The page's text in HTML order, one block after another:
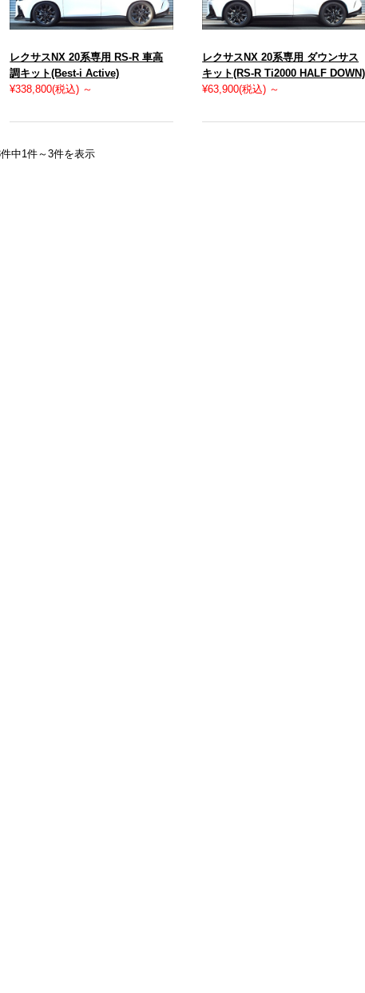
レクサスNX 20系専用 RS-R 車高
調キット(Best-i Active)
¥338,800(税込) ～
レクサスNX 20系専用 ダウンサス
キット(RS-R Ti2000 HALF DOWN)
¥63,900(税込) ～
中1件～3件を表示